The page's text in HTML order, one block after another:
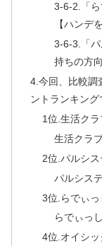
3-6-2.「
【ハンデ
3-6-3.「
持ちの方向
4.今回、比較調
ントランキング
1位.生活ク
生活クラ
2位.パルシ
パルシス
3位.らでぃ
らでぃっ
4位.オイシ